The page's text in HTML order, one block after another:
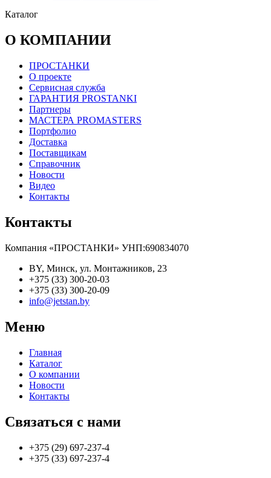
Каталог
О КОМПАНИИ
ПРОСТАНКИ
О проекте
Сервисная служба
ГАРАНТИЯ PROSTANKI
Партнеры
МАСТЕРА PROMASTERS
Портфолио
Доставка
Поставщикам
Справочник
Новости
Видео
Контакты
Контакты
Компания «ПРОСТАНКИ» УНП:690834070
BY, Минск, ул. Монтажников, 23
+375 (33) 300-20-03
+375 (33) 300-20-09
info@jetstan.by
Меню
Главная
Каталог
О компании
Новости
Контакты
Связаться с нами
+375 (29) 697-237-4
+375 (33) 697-237-4